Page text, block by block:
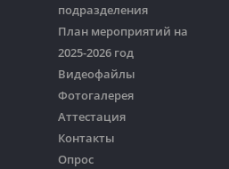
подразделения
План мероприятий на
2025-2026 год
Видеофайлы
Фотогалерея
Аттестация
Контакты
Опрос